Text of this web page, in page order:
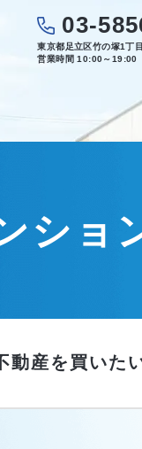
03-
東京都足立区竹の塚1
営業時間 10:00～19:00
ショ
動産を買いた